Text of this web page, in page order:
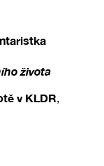
života
v KLDR,